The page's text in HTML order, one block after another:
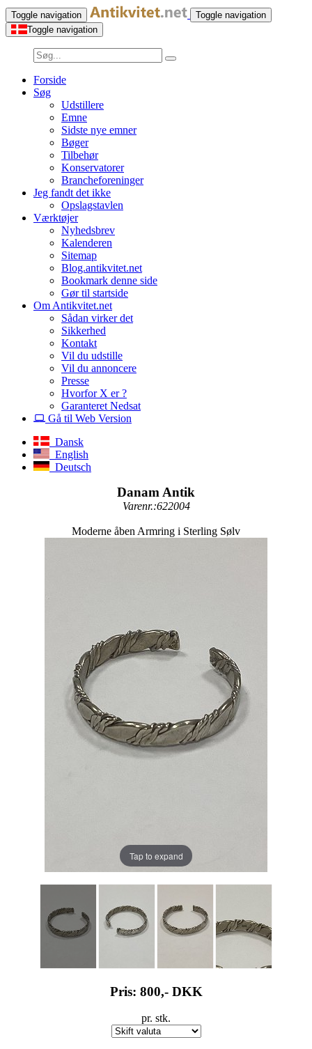
Toggle navigation
Toggle navigation
Toggle navigation
Forside
Søg
Udstillere
Emne
Sidste nye emner
Bøger
Tilbehør
Konservatorer
Brancheforeninger
Jeg fandt det ikke
Opslagstavlen
Værktøjer
Nyhedsbrev
Kalenderen
Sitemap
Blog.antikvitet.net
Bookmark denne side
Gør til startside
Om Antikvitet.net
Sådan virker det
Sikkerhed
Kontakt
Vil du udstille
Vil du annoncere
Presse
Hvorfor X er ?
Garanteret Nedsat
Gå til Web Version
Dansk
English
Deutsch
Danam Antik
Varenr.:622004
Moderne åben Armring i Sterling Sølv
Tap to expand
Pris: 800,- DKK
pr. stk.